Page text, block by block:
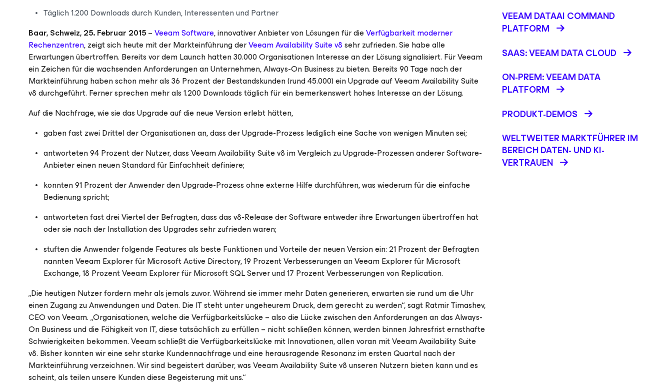
Täglich 1.200 Downloads durch Kunden, Interessenten und Partner
Baar, Schweiz, 25. Februar 2015–Veeam Software, innovativer Anbieter von Lösungen für dieVerfügbarkeit moderner
Rechenzentren, zeigt sich heute mit der Markteinführung derVeeam Availability Suite v8sehr zufrieden. Sie habe alle
Erwartungen übertroffen. Bereits vor dem Launch hatten 30.000 Organisationen Interesse an der Lösung signalisiert. Für Veeam
ein Zeichen für die wachsenden Anforderungen an Unternehmen, Always-On Business zu bieten. Bereits 90 Tage nach der
Markteinführung haben schon mehr als 36 Prozent der Bestandskunden (rund 45.000) ein Upgrade auf Veeam Availability Suite
v8 durchgeführt. Ferner sprechen mehr als 1.200 Downloads täglich für ein bemerkenswert hohes Interesse an der Lösung.
Auf die Nachfrage, wie sie das Upgrade auf die neue Version erlebt hätten,
gaben fast zwei Drittel der Organisationen an, dass der Upgrade-Prozess lediglich eine Sache von wenigen Minuten sei;
antworteten 94 Prozent der Nutzer, dass Veeam Availability Suite v8 im Vergleich zu Upgrade-Prozessen anderer Software-
Anbieter einen neuen Standard für Einfachheit definiere;
konnten 91 Prozent der Anwender den Upgrade-Prozess ohne externe Hilfe durchführen, was wiederum für die einfache
Bedienung spricht;
antworteten fast drei Viertel der Befragten, dass das v8-Release der Software entweder ihre Erwartungen übertroffen hat
oder sie nach der Installation des Upgrades sehr zufrieden waren;
stuften die Anwender folgende Features als beste Funktionen und Vorteile der neuen Version ein: 21 Prozent der Befragten
nannten Veeam Explorer für Microsoft Active Directory, 19 Prozent Verbesserungen an Veeam Explorer für Microsoft
Exchange, 18 Prozent Veeam Explorer für Microsoft SQL Server und 17 Prozent Verbesserungen von Replication.
„Die heutigen Nutzer fordern mehr als jemals zuvor. Während sie immer mehr Daten generieren, erwarten sie rund um die Uhr
einen Zugang zu Anwendungen und Daten. Die IT steht unter ungeheurem Druck, dem gerecht zu werden“, sagt Ratmir Timashev,
CEO von Veeam. „Organisationen, welche die Verfügbarkeitslücke – also die Lücke zwischen den Anforderungen an das Always-
On Business und die Fähigkeit von IT, diese tatsächlich zu erfüllen – nicht schließen können, werden binnen Jahresfrist ernsthafte
Schwierigkeiten bekommen. Veeam schließt die Verfügbarkeitslücke mit Innovationen, allen voran mit Veeam Availability Suite
v8. Bisher konnten wir eine sehr starke Kundennachfrage und eine herausragende Resonanz im ersten Quartal nach der
Markteinführung verzeichnen. Wir sind begeistert darüber, was Veeam Availability Suite v8 unseren Nutzern bieten kann und es
scheint, als teilen unsere Kunden diese Begeisterung mit uns.“
VEEAM DATAAI COMMAND
PLATFORM
SAAS: VEEAM DATA CLOUD
ON-PREM: VEEAM DATA
PLATFORM
PRODUKT-DEMOS
WELTWEITER MARKTFÜHRER IM
BEREICH DATEN- UND KI-
VERTRAUEN